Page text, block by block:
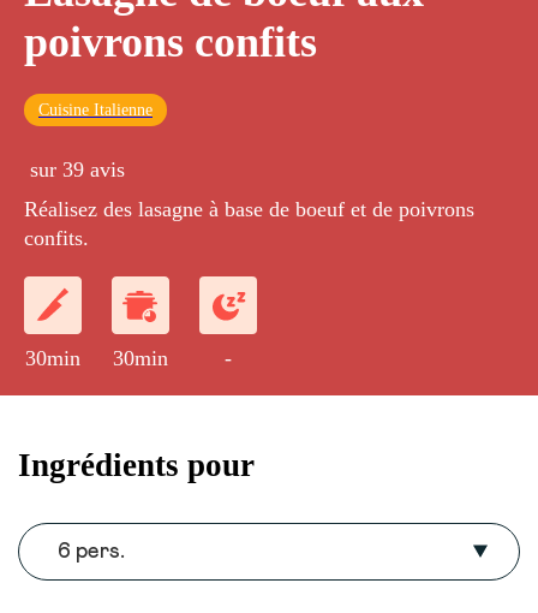
poivrons confits
Cuisine Italienne
sur 39 avis
Réalisez des lasagne à base de boeuf et de poivrons
confits.
30min 30min -
Ingrédients pour
6 pers.